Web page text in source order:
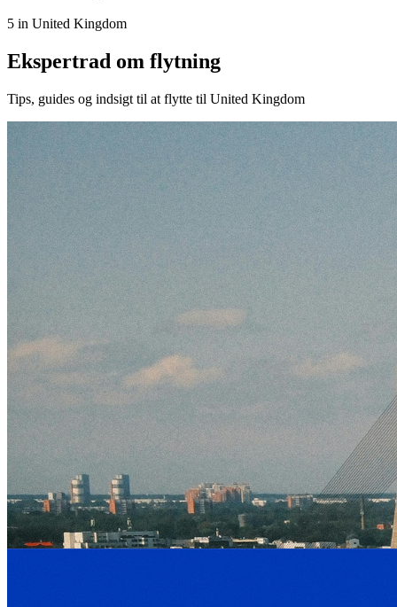
5 in United Kingdom
Ekspertrad om flytning
Tips, guides og indsigt til at flytte til United Kingdom